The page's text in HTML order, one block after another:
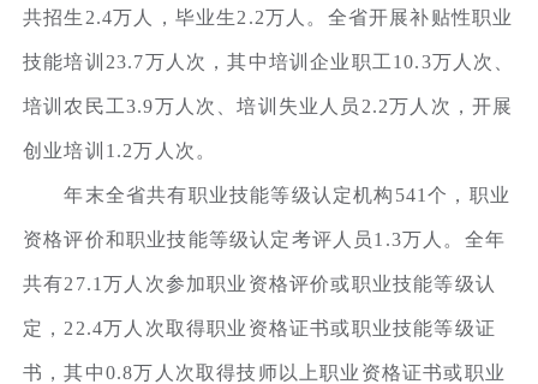
共招生2.4万人，毕业生2.2万人。全省开展补贴性职业
技能培训23.7万人次，其中培训企业职工10.3万人次、
培训农民工3.9万人次、培训失业人员2.2万人次，开展
创业培训1.2万人次。
年末全省共有职业技能等级认定机构541个，职业
资格评价和职业技能等级认定考评人员1.3万人。全年
共有27.1万人次参加职业资格评价或职业技能等级认
定，22.4万人次取得职业资格证书或职业技能等级证
书，其中0.8万人次取得技师以上职业资格证书或职业